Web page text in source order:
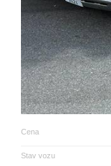
Cena
Stav vozu